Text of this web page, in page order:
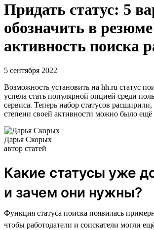
Придать статус: 5
обозначить в резюме
активность поиска
5 сентября 2022
Возможность установить на hh.ru статус
успела стать популярной опцией среди
сервиса. Теперь набор статусов
степени своей активности можно было
Дарья Скорых
автор статей
Какие статусы уже
и зачем они нужны?
Функция статуса поиска появилась
чтобы работодатели и соискатели могли